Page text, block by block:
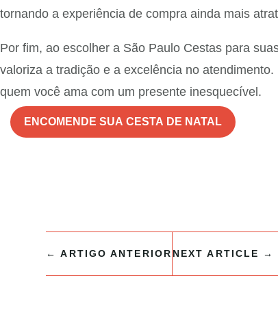
tornando a experiência de compra ainda mais
Por fim, ao escolher a São Paulo Cestas para
valoriza a tradição e a excelência no
quem você ama com um presente inesquecível.
ENCOMENDE SUA CESTA DE NATAL
←ARTIGO ANTERIOR NEXT ARTICLE →